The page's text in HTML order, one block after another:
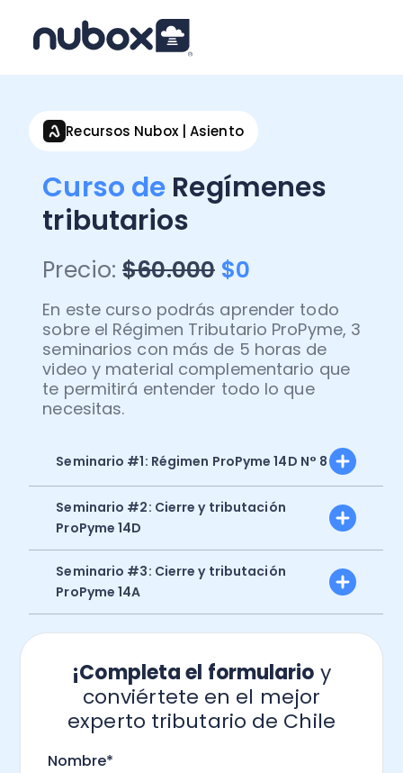
Recursos Nubox | Asiento
Curso de Regímenes
tributarios
Precio:$60.000 $0
En este curso podrás aprender todo
sobre el Régimen Tributario ProPyme, 3
seminarios con más de 5 horas de
video y material complementario que
te permitirá entender todo lo que
necesitas.
Seminario #1: Régimen ProPyme 14D N° 8
Seminario #2: Cierre y tributación
ProPyme 14D
Seminario #3: Cierre y tributación
ProPyme 14A
¡Completa el formulario y
conviértete en el mejor
experto tributario de Chile
Nombre*